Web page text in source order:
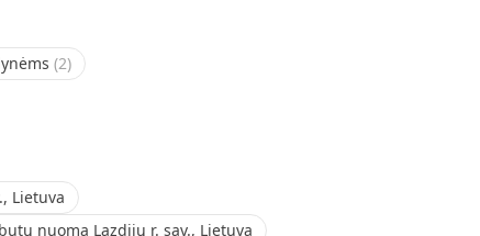
(2)
Lietuva
nuoma Lazdijų r. sav., Lietuva